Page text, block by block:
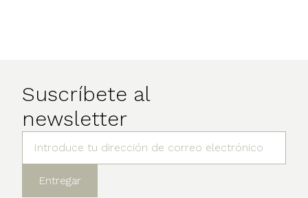
Suscríbete al
newsletter